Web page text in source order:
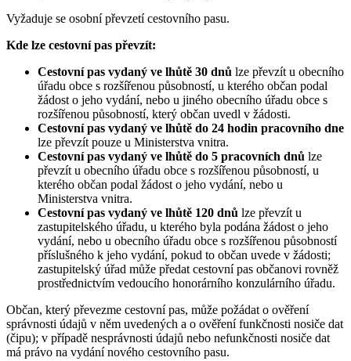
Vyžaduje se osobní převzetí cestovního pasu.
Kde lze cestovní pas převzít:
Cestovní pas vydaný ve lhůtě 30 dnů lze převzít u obecního
úřadu obce s rozšířenou působností, u kterého občan podal
žádost o jeho vydání, nebo u jiného obecního úřadu obce s
rozšířenou působností, který občan uvedl v žádosti.
Cestovní pas vydaný ve lhůtě do 24 hodin pracovního dne
lze převzít pouze u Ministerstva vnitra.
Cestovní pas vydaný ve lhůtě do 5 pracovních dnů lze
převzít u obecního úřadu obce s rozšířenou působností, u
kterého občan podal žádost o jeho vydání, nebo u
Ministerstva vnitra.
Cestovní pas vydaný ve lhůtě 120 dnů lze převzít u
zastupitelského úřadu, u kterého byla podána žádost o jeho
vydání, nebo u obecního úřadu obce s rozšířenou působností
příslušného k jeho vydání, pokud to občan uvede v žádosti;
zastupitelský úřad může předat cestovní pas občanovi rovněž
prostřednictvím vedoucího honorárního konzulárního úřadu.
Občan, který převezme cestovní pas, může požádat o ověření
správnosti údajů v něm uvedených a o ověření funkčnosti nosiče dat
(čipu); v případě nesprávnosti údajů nebo nefunkčnosti nosiče dat
má právo na vydání nového cestovního pasu.